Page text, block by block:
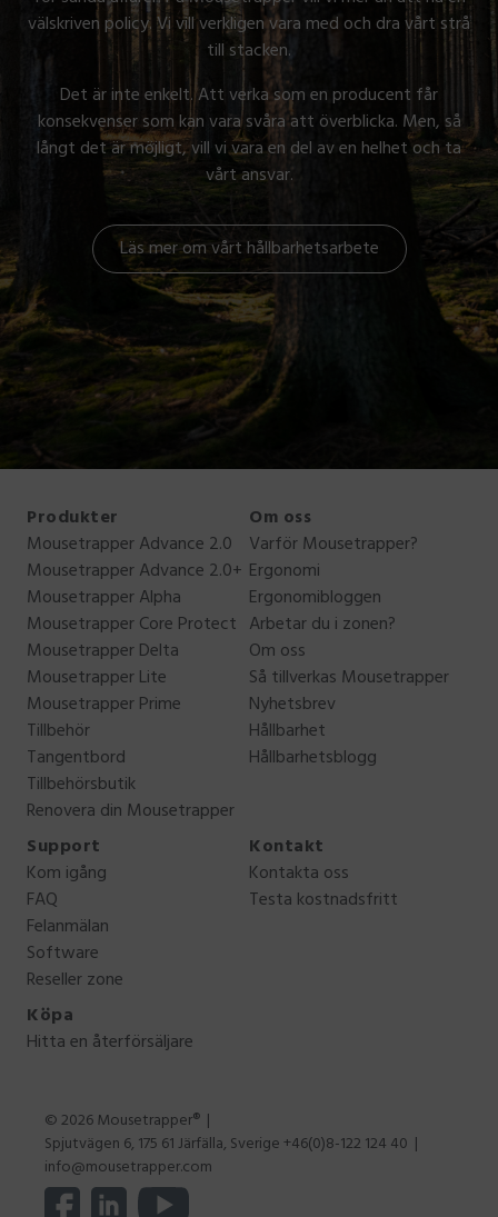
välskriven policy. Vi vill verkligen vara med och dra vårt strå
till stacken.
Det är inte enkelt. Att verka som en producent får
konsekvenser som kan vara svåra att överblicka. Men, så
långt det är möjligt, vill vi vara en del av en helhet och ta
vårt ansvar.
Läs mer om vårt hållbarhetsarbete
Produkter
Mousetrapper Advance 2.0
Mousetrapper Advance 2.0+
Mousetrapper Alpha
Mousetrapper Core Protect
Mousetrapper Delta
Mousetrapper Lite
Mousetrapper Prime
Tillbehör
Tangentbord
Tillbehörsbutik
Renovera din Mousetrapper
Om oss
Varför Mousetrapper?
Ergonomi
Ergonomibloggen
Arbetar du i zonen?
Om oss
Så tillverkas Mousetrapper
Nyhetsbrev
Hållbarhet
Hållbarhetsblogg
Support
Kom igång
FAQ
Felanmälan
Software
Reseller zone
Kontakt
Kontakta oss
Testa kostnadsfritt
Köpa
Hitta en återförsäljare
© 2026 Mousetrapper®
Spjutvägen 6, 175 61 Järfälla, Sverige +46(0)8-122 124 40
info@mousetrapper.com